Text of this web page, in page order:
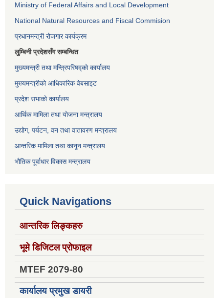
Ministry of Federal Affairs and Local Development
National Natural Resources and Fiscal Commision
प्रधानमन्त्री रोजगार कार्यक्रम
लुम्बिनी प्रदेशसँग सम्बन्धित
मुख्यमन्त्री तथा मन्त्रिपरिषद्को कार्यालय
मुख्यमन्त्रीको आधिकारिक वेबसाइट
प्रदेश सभाको कार्यालय
आर्थिक मामिला तथा योजना मन्त्रालय
उद्योग, पर्यटन, वन तथा वातावरण मन्त्रालय
आन्तरिक मामिला तथा कानून मन्त्रालय
भौतिक पूर्वाधार विकास मन्त्रालय
Quick Navigations
आन्तरिक लिङ्कहरु
भूमे डिजिटल प्रोफाइल
MTEF 2079-80
कार्यालय प्रमुख डायरी